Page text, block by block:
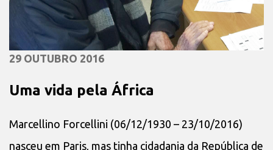
29 OUTUBRO 2016
Uma vida pela África
Marcellino Forcellini (06/12/1930 – 23/10/2016)
nasceu em Paris, mas tinha cidadania da República de